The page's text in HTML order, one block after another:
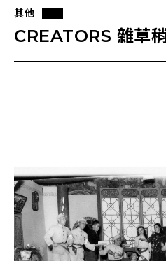
其他
CREATORS 雜草